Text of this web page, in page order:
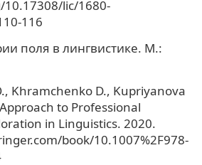
lic/1680-
116
поля в лингвистике. М.:
Khramchenko D., Kupriyanova
to Professional
in Linguistics. 2020.
book/10.1007%2F978-